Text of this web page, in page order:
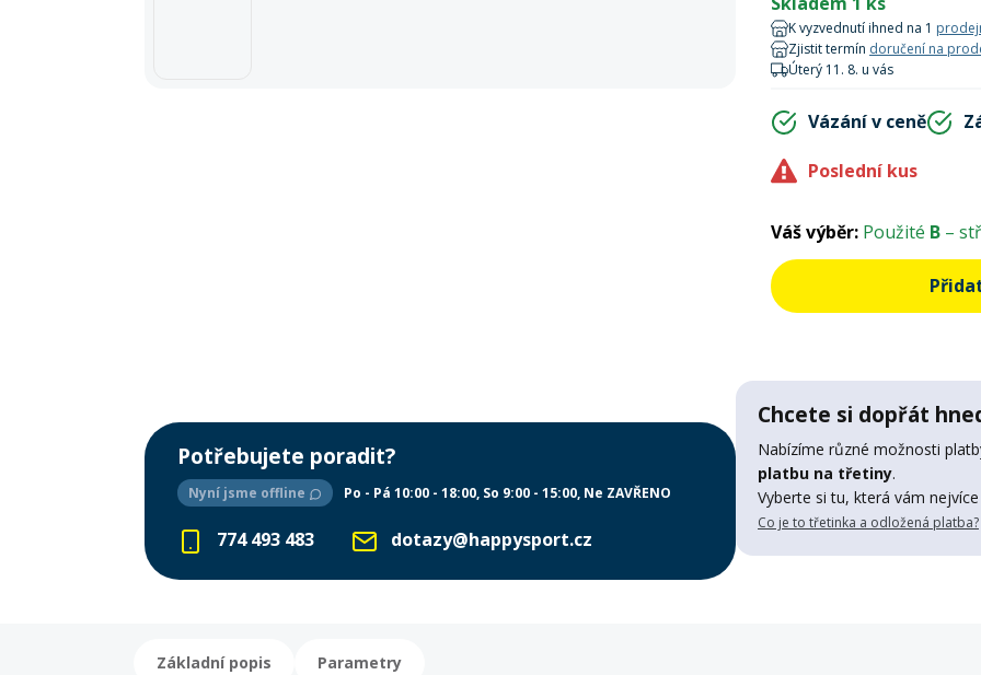
K vyzvednutí ihned na 1
Zjistit termín doručení na
Úterý 11. 8. u vás
Vázání v ceně
Poslední kus
Váš výběr: Použité B –
Chcete si dopřát
Nabízíme různé možnosti
platbu na třetiny.
Vyberte si tu, která vám
Co je to třetinka a odložená platba?
Potřebujete poradit?
Nyní jsme offline Po - Pá 10:00 - 18:00 So 9:00 - 15:00 Ne ZAVŘENO
774 493 483 dotazy@happysport.cz
Základní popis Parametry